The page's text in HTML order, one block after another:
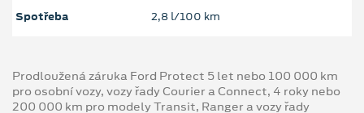
Spotřeba 2,8 l/100 km
Prodloužená záruka Ford Protect 5 let nebo 100 000 km
pro osobní vozy, vozy řady Courier a Connect, 4 roky nebo
200 000 km pro modely Transit, Ranger a vozy řady